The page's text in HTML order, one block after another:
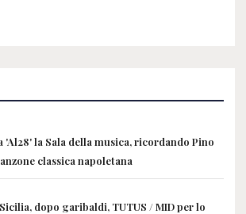
la Sala della musica, ricordando Pino
classica napoletana
dopo garibaldi, TUTUS / MID per lo